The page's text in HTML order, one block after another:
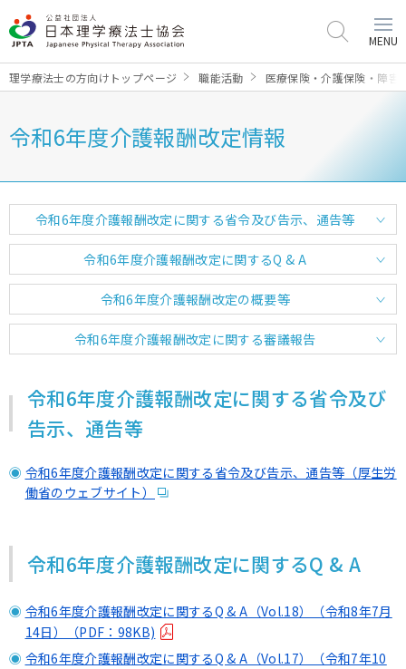
MENU
理学療法士の方向けトップページ 職能活動 医療保険・介護保険・障害
令和6年度介護報酬改定情報
令和6年度介護報酬改定に関する省令及び告示、通告等
令和6年度介護報酬改定に関するQ & A
令和6年度介護報酬改定の概要等
令和6年度介護報酬改定に関する審議報告
令和6年度介護報酬改定に関する省令及び
告示、通告等
令和6年度介護報酬改定に関する省令及び告示、通告等（厚生労
働省のウェブサイト）
令和6年度介護報酬改定に関するQ & A
令和6年度介護報酬改定に関するQ & A（Vol.18）（令和8年7月
14日）（PDF：98KB)
令和6年度介護報酬改定に関するQ & A（Vol.17）（令和7年10